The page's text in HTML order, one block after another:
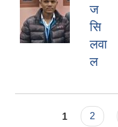
ज
सि
लवा
ल
Pages
1 2